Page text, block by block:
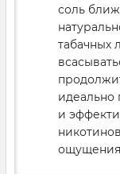
соль
табачных
идеально
и
ощущения